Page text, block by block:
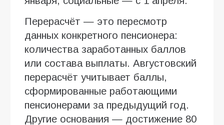
Перерасчёт — это пересмотр
данных конкретного пенсионера:
количества заработанных баллов
или состава выплаты. Августовский
перерасчёт учитывает баллы,
сформированные работающими
пенсионерами за предыдущий год.
Другие основания — достижение 80